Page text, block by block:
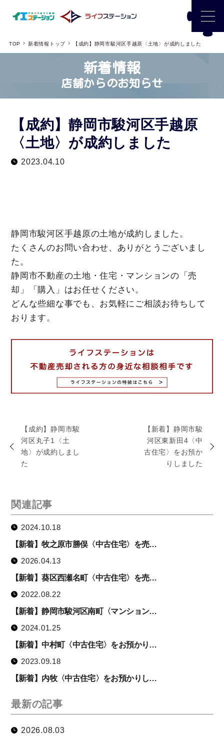
TOP 新着情報トップ 【成約】静岡市駿河区手越原〈土地〉が成約しました
新着情報
店舗からのお知らせ
【成約】静岡市駿河区手越原
〈土地〉が成約しました
2023.04.10
静岡市駿河区手越原の土地が成約しました。
たくさんのお問い合わせ、ありがとうございまし
た。
静岡市不動産の土地・住宅・マンションの「売
却」「購入」はお任せください。
どんな些細な事でも、お気軽にご相談お待ちして
おります。
【成約】静岡市駿
河区丸子1〈土
地〉が成約しまし
た
【新着】静岡市駿
河区東新田4〈中
古住宅〉をお預か
りしました
関連記事
2024.10.18
【新着】牧之原市勝俣〈中古住宅〉を売…
2026.04.13
【新着】葵区西瀬名町〈中古住宅〉を売…
2022.08.22
【新着】静岡市駿河区南町〈マンション…
2024.01.25
【新着】中村町〈中古住宅〉をお預かり…
2023.09.18
【新着】内牧〈中古住宅〉をお預かりし…
最新の記事
2026.08.03